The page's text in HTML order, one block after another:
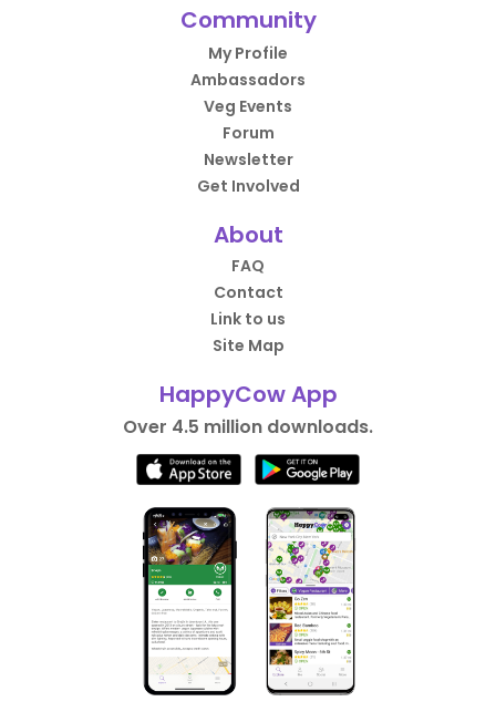
Community
My Profile
Ambassadors
Veg Events
Forum
Newsletter
Get Involved
About
FAQ
Contact
Link to us
Site Map
HappyCow App
Over 4.5 million downloads.